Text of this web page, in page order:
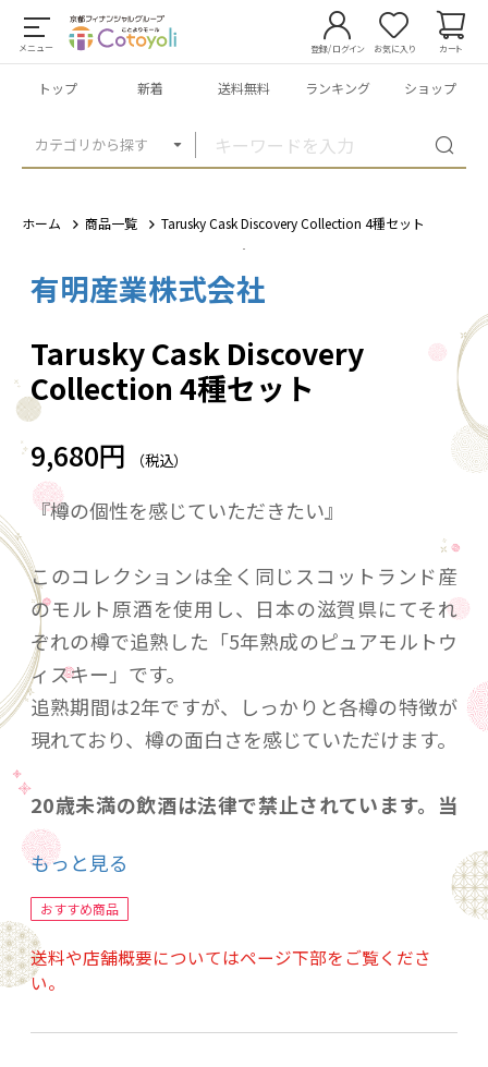
メニュー
カテゴリから探す
登録/ログイン お気に入り カート
トップ 新着 送料無料 ランキング ショップ
ホーム 商品一覧 Tarusky Cask Discovery Collection 4種セット
有明産業株式会社
Tarusky Cask Discovery
Collection 4種セット
9,680円 （税込）
『樽の個性を感じていただきたい』
このコレクションは全く同じスコットランド産
のモルト原酒を使用し、日本の滋賀県にてそれ
ぞれの樽で追熟した「5年熟成のピュアモルトウ
ィスキー」です。
追熟期間は2年ですが、しっかりと各樽の特徴が
現れており、樽の面白さを感じていただけます。
20歳未満の飲酒は法律で禁止されています。当
店は20歳未満の方への酒類の販売はいたしてお
りません。
ご購入時、「ご注文手続き」画面の「お問い合
わせ欄」に、生年月日を必ず入力してくださ
い。
は、お問い合わせ欄への入力は不要です。
もっと見る
おすすめ商品
送料や店舗概要についてはページ下部をご覧くださ
い。